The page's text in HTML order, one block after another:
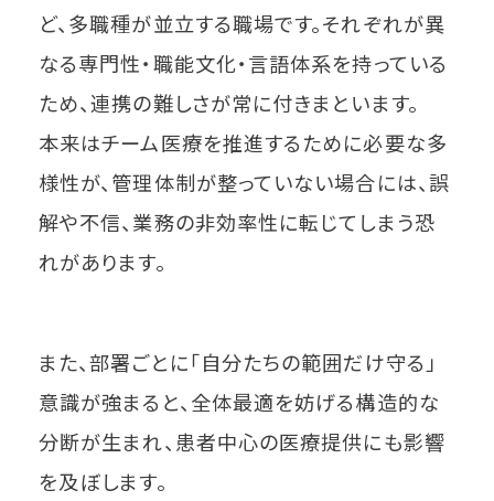
ど、多職種が並立する職場です。それぞれが異
なる専門性・職能文化・言語体系を持っている
ため、連携の難しさが常に付きまといます。
本来はチーム医療を推進するために必要な多
様性が、管理体制が整っていない場合には、誤
解や不信、業務の非効率性に転じてしまう恐
れがあります。
また、部署ごとに「自分たちの範囲だけ守る」
意識が強まると、全体最適を妨げる構造的な
分断が生まれ、患者中心の医療提供にも影響
を及ぼします。